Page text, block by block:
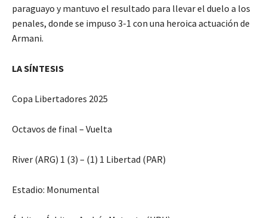
paraguayo y mantuvo el resultado para llevar el duelo a los
penales, donde se impuso 3-1 con una heroica actuación de
Armani.
LA SÍNTESIS
Copa Libertadores 2025
Octavos de final – Vuelta
River (ARG) 1 (3) – (1) 1 Libertad (PAR)
Estadio: Monumental